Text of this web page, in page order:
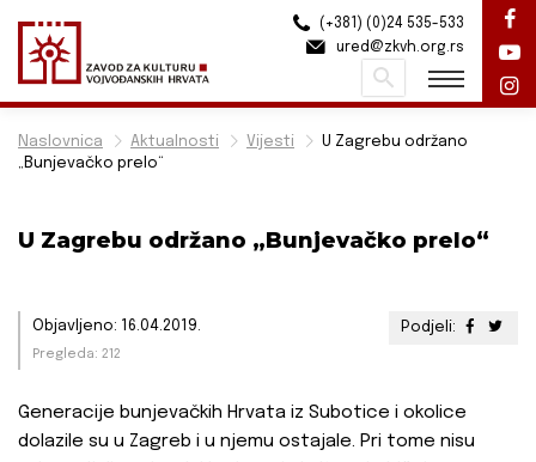
Naslovnica Aktualnosti Vijesti
U Zagrebu održano
„Bunjevačko prelo“
U Zagrebu održano „Bunjevačko prelo“
Podjeli:
Objavljeno: 16.04.2019.
Pregleda: 212
Generacije bunjevačkih Hrvata iz Subotice i okolice
dolazile su u Zagreb i u njemu ostajale. Pri tome nisu
(+381) (0)24 535-533
ured@zkvh.org.rs
Pretraži